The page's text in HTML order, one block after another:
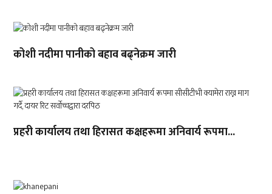
कोशी नदीमा पानीको बहाव बढ्नेक्रम जारी
प्रहरी कार्यालय तथा हिरासत कक्षहरूमा अनिवार्य रूपमा...